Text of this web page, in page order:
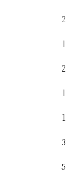
2
1
2
1
1
3
5